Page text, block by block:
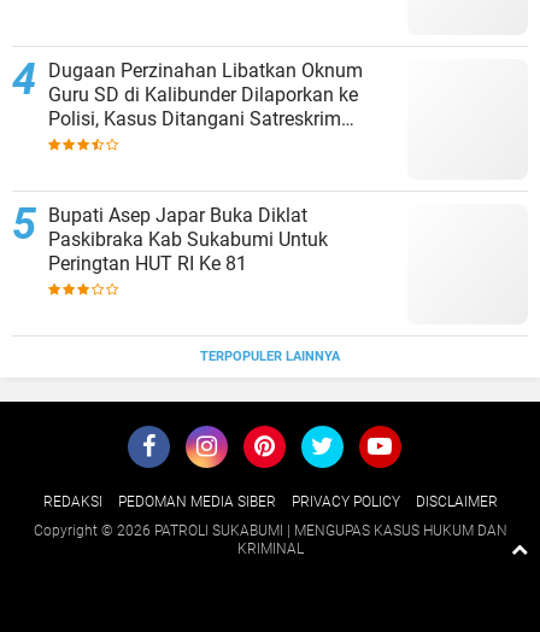
Dugaan Perzinahan Libatkan Oknum
Guru SD di Kalibunder Dilaporkan ke
Polisi, Kasus Ditangani Satreskrim
Polres Sukabumi
Bupati Asep Japar Buka Diklat
Paskibraka Kab Sukabumi Untuk
Peringtan HUT RI Ke 81
TERPOPULER LAINNYA
REDAKSI PEDOMAN MEDIA SIBER PRIVACY POLICY
DISCLAIMER
Copyright © 2026 PATROLI SUKABUMI | MENGUPAS KASUS HUKUM DAN
KRIMINAL